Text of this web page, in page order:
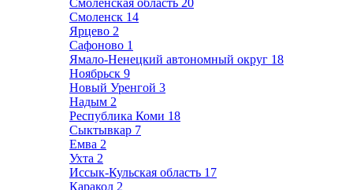
Смоленская область 20
Смоленск 14
Ярцево 2
Сафоново 1
Ямало-Ненецкий автономный округ 18
Ноябрьск 9
Новый Уренгой 3
Надым 2
Республика Коми 18
Сыктывкар 7
Емва 2
Ухта 2
Иссык-Кульская область 17
Каракол 2